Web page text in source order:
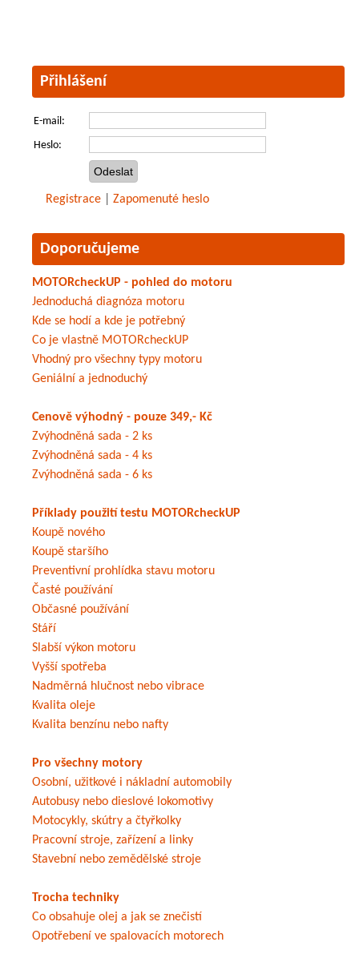
Přihlášení
E-mail:
Heslo:
Registrace Zapomenuté heslo
Doporučujeme
MOTORcheckUP - pohled do motoru
Jednoduchá diagnóza motoru
Kde se hodí a kde je potřebný
Co je vlastně MOTORcheckUP
Vhodný pro všechny typy motoru
Geniální a jednoduchý
Cenově výhodný - pouze 349,- Kč
Zvýhodněná sada - 2 ks
Zvýhodněná sada - 4 ks
Zvýhodněná sada - 6 ks
Příklady použití testu MOTORcheckUP
Koupě nového
Koupě staršího
Preventivní prohlídka stavu motoru
Časté používání
Občasné používání
Stáří
Slabší výkon motoru
Vyšší spotřeba
Nadměrná hlučnost nebo vibrace
Kvalita oleje
Kvalita benzínu nebo nafty
Pro všechny motory
Osobní, užitkové i nákladní automobily
Autobusy nebo dieslové lokomotivy
Motocykly, skútry a čtyřkolky
Pracovní stroje, zařízení a linky
Stavební nebo zemědělské stroje
Trocha techniky
Co obsahuje olej a jak se znečistí
Opotřebení ve spalovacích motorech